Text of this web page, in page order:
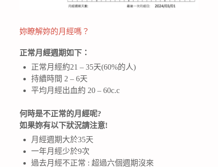
妳瞭解妳的月經嗎？
正常月經週期如下：
正常月經約21 – 35天(60%的人)
持續時間 2 – 6天
平均月經出血約 20 – 60c.c
何時是不正常的月經呢?
如果妳有以下狀況請注意!
月經週期大於35天
一年月經少於9次
過去月經不正常 : 超過六個週期沒來